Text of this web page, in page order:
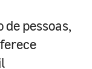
pessoas,